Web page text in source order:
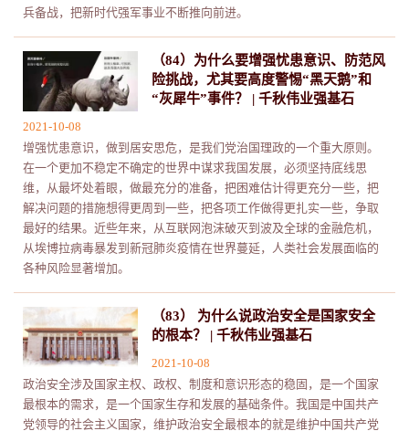
兵备战，把新时代强军事业不断推向前进。
（84）为什么要增强忧患意识、防范风
险挑战，尤其要高度警惕“黑天鹅”和
“灰犀牛”事件？ | 千秋伟业强基石
2021-10-08
增强忧患意识，做到居安思危，是我们党治国理政的一个重大原则。
在一个更加不稳定不确定的世界中谋求我国发展，必须坚持底线思
维，从最坏处着眼，做最充分的准备，把困难估计得更充分一些，把
解决问题的措施想得更周到一些，把各项工作做得更扎实一些，争取
最好的结果。近些年来，从互联网泡沫破灭到波及全球的金融危机，
从埃博拉病毒暴发到新冠肺炎疫情在世界蔓延，人类社会发展面临的
各种风险显著增加。
（83） 为什么说政治安全是国家安全
的根本？ | 千秋伟业强基石
2021-10-08
政治安全涉及国家主权、政权、制度和意识形态的稳固，是一个国家
最根本的需求，是一个国家生存和发展的基础条件。我国是中国共产
党领导的社会主义国家，维护政治安全最根本的就是维护中国共产党